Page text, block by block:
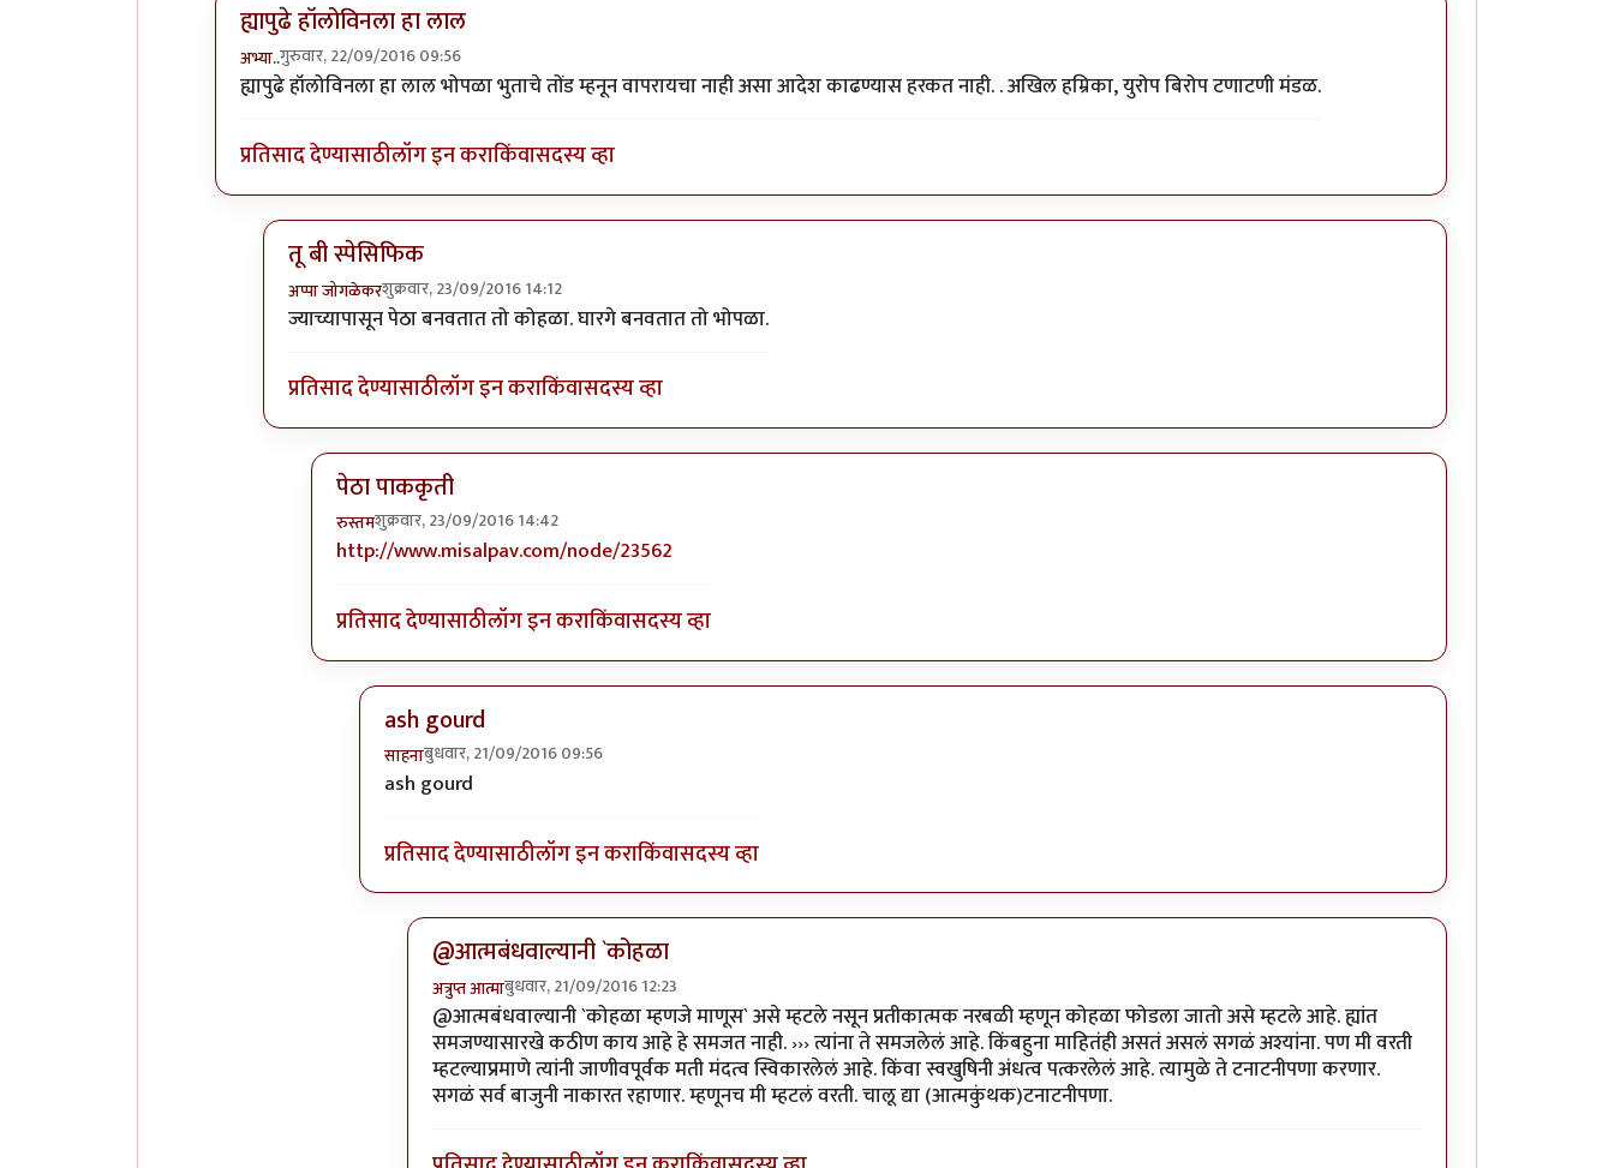
ह्यापुढे हॉलोविनला हा लाल
अभ्या..गुरुवार, 22/09/2016 09:56
In reply toकोहळा (Benincasa hispida)byडॉ सुहास म्हात्रे
ह्यापुढे हॉलोविनला हा लाल भोपळा भुताचे तोंड म्हनून वापरायचा नाही असा आदेश काढण्यास हरकत नाही. . अखिल हम्रिका, युरोप बिरोप टणाटणी मंडळ.
प्रतिसाद देण्यासाठीलॉग इन कराकिंवासदस्य व्हा
तू बी स्पेसिफिक
अप्पा जोगळेकरशुक्रवार, 23/09/2016 14:12
In reply toतांबडा भोपळा टू बी स्पेसिफिक.byप्रचेतस
ज्याच्यापासून पेठा बनवतात तो कोहळा. घारगे बनवतात तो भोपळा.
प्रतिसाद देण्यासाठीलॉग इन कराकिंवासदस्य व्हा
पेठा पाककृती
रुस्तमशुक्रवार, 23/09/2016 14:42
In reply toतू बी स्पेसिफिकbyअप्पा जोगळेकर
http://www.misalpav.com/node/23562
प्रतिसाद देण्यासाठीलॉग इन कराकिंवासदस्य व्हा
ash gourd
साहनाबुधवार, 21/09/2016 09:56
In reply to
ash gourd
प्रतिसाद देण्यासाठीलॉग इन कराकिंवासदस्य व्हा
@आत्मबंधवाल्यानी `कोहळा
अत्रुप्त आत्माबुधवार, 21/09/2016 12:23
In reply toआत्मबंधवाल्यानी `कोहळा म्हणजेbyसाहना
@आत्मबंधवाल्यानी `कोहळा म्हणजे माणूस` असे म्हटले नसून प्रतीकात्मक नरबळी म्हणून कोहळा फोडला जातो असे म्हटले आहे. ह्यांत
समजण्यासारखे कठीण काय आहे हे समजत नाही. ››› त्यांना ते समजलेलं आहे. किंबहुना माहितंही असतं असलं सगळं अश्यांना. पण मी वरती
म्हटल्याप्रमाणे त्यांनी जाणीवपूर्वक मती मंदत्व स्विकारलेलं आहे. किंवा स्वखुषिनी अंधत्व पत्करलेलं आहे. त्यामुळे ते टनाटनीपणा करणार.
सगळं सर्व बाजुनी नाकारत रहाणार. म्हणूनच मी म्हटलं वरती. चालू द्या (आत्मकुंथक)टनाटनीपणा.